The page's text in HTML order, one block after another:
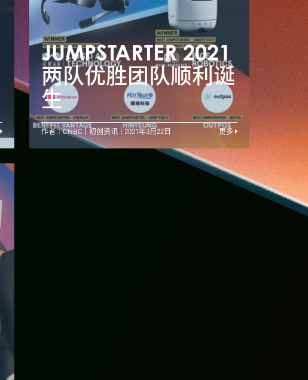
港产机械人初创夺冠
JUMPSTARTER怀梦
想改变世界
JUMPSTARTER 2021
两队优胜团队顺利诞
生
两
生
作者：CNBC 初创资讯 2021年3月22日 更多